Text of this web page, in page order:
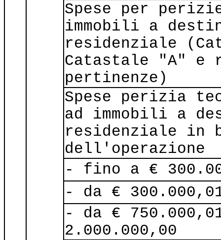
Spese per
immobili a
residenziale
Catastale "A" e
pertinenze)
Spese perizia
ad immobili a
residenziale in
dell'operazione
- fino a €
- da €
- da €
2.000.000,00